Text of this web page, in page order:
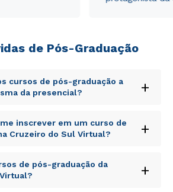
de Pós-Graduação
cursos de pós-graduação a
da presencial?
+
unde omnis iste natus error sit
doloremque laudantium,
eaque ipsa quae ab illo inventore
ipsam voluptatem quia
aut odit aut fugit, sed quia
inscrever em um curso de
Cruzeiro do Sul Virtual?
+
unde omnis iste natus error sit
doloremque laudantium,
de pós-graduação da
+